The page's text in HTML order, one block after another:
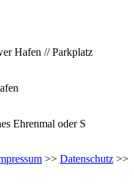
Hafen // Parkplatz
Ehrenmal oder S
>> Datenschutz >>